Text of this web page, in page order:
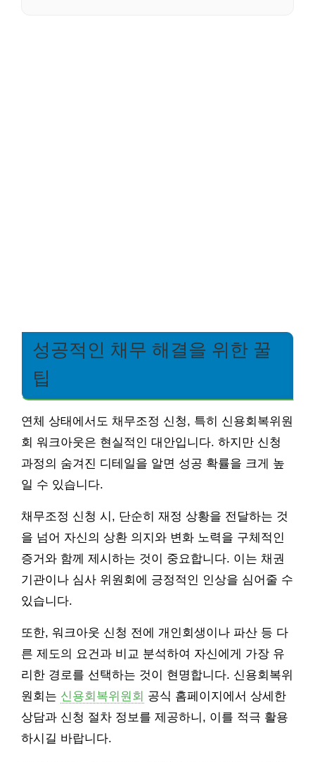
성공적인 채무 해결을 위한 꿀
팁
연체 상태에서도 채무조정 신청, 특히 신용회복위원
회 워크아웃은 현실적인 대안입니다. 하지만 신청
과정의 숨겨진 디테일을 알면 성공 확률을 크게 높
일 수 있습니다.
채무조정 신청 시, 단순히 재정 상황을 전달하는 것
을 넘어 자신의 상환 의지와 변화 노력을 구체적인
증거와 함께 제시하는 것이 중요합니다. 이는 채권
기관이나 심사 위원회에 긍정적인 인상을 심어줄 수
있습니다.
또한, 워크아웃 신청 전에 개인회생이나 파산 등 다
른 제도의 요건과 비교 분석하여 자신에게 가장 유
리한 경로를 선택하는 것이 현명합니다. 신용회복위
원회는 신용회복위원회 공식 홈페이지에서 상세한
상담과 신청 절차 정보를 제공하니, 이를 적극 활용
하시길 바랍니다.